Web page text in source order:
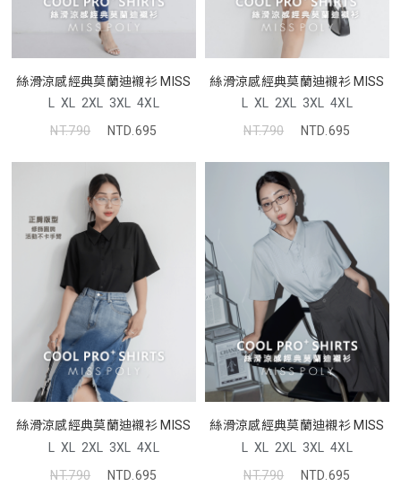
絲滑涼感經典莫蘭迪襯衫 MISS
L XL 2XL 3XL 4XL
NT.790
NTD.695
絲滑涼感經典莫蘭迪襯衫 MISS
L XL 2XL 3XL 4XL
NT.790
NTD.695
絲滑涼感經典莫蘭迪襯衫 MISS
L XL 2XL 3XL 4XL
NT.790
NTD.695
絲滑涼感經典莫蘭迪襯衫 MISS
L XL 2XL 3XL 4XL
NT.790
NTD.695